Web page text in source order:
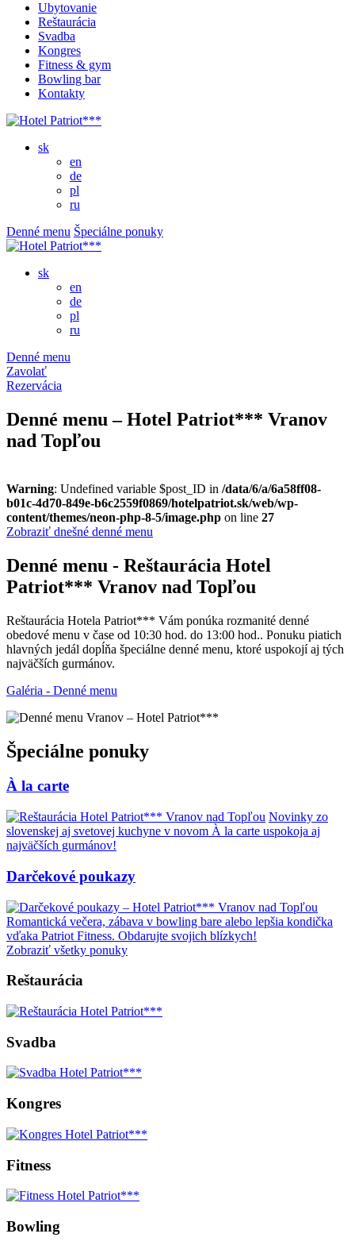
Ubytovanie
Reštaurácia
Svadba
Kongres
Fitness & gym
Bowling bar
Kontakty
sk
en
de
pl
ru
Denné menu Špeciálne ponuky
sk
en
de
pl
ru
Denné menu
Zavolať
Rezervácia
Denné menu – Hotel Patriot*** Vranov
nad Topľou
Warning: Undefined variable $post_ID in /data/6/a/6a58ff08-
b01c-4d70-849e-b6c2559f0869/hotelpatriot.sk/web/wp-
content/themes/neon-php-8-5/image.php on line 27
Zobraziť dnešné denné menu
Denné menu - Reštaurácia Hotel
Patriot*** Vranov nad Topľou
Reštaurácia Hotela Patriot*** Vám ponúka rozmanité denné
obedové menu v čase od 10:30 hod. do 13:00 hod.. Ponuku piatich
hlavných jedál dopĺňa špeciálne denné menu, ktoré uspokojí aj tých
najväčších gurmánov.
Galéria - Denné menu
Špeciálne ponuky
À la carte
Novinky zo
slovenskej aj svetovej kuchyne v novom À la carte uspokoja aj
najväčších gurmánov!
Darčekové poukazy
Romantická večera, zábava v bowling bare alebo lepšia kondička
vďaka Patriot Fitness. Obdarujte svojich blízkych!
Zobraziť všetky ponuky
Reštaurácia
Svadba
Kongres
Fitness
Bowling